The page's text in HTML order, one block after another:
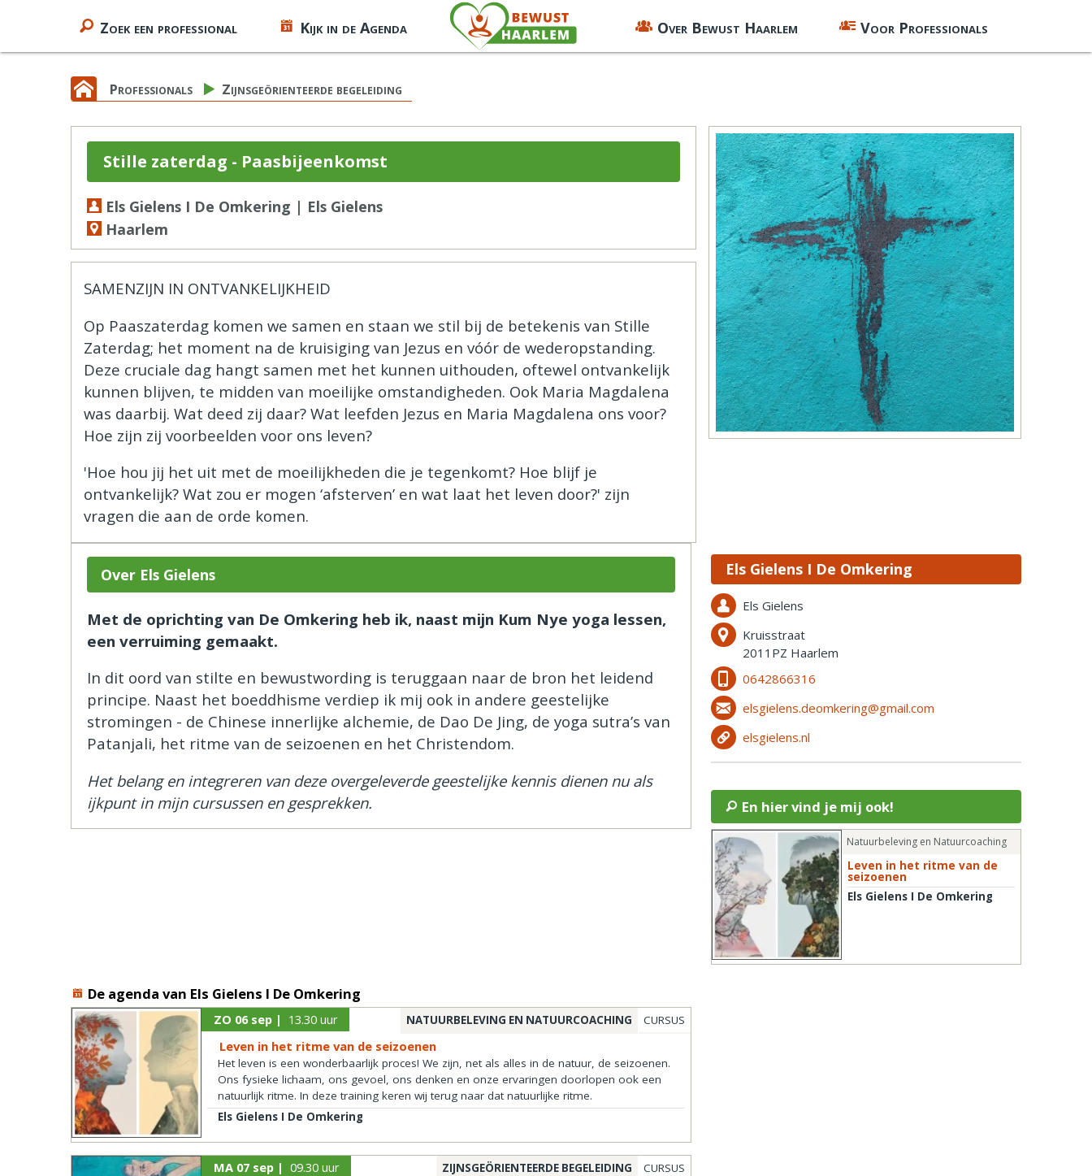
Zoek een professional Kijk in de Agenda Over Bewust Haarlem Voor Professionals
Professionals Zijnsgeörienteerde begeleiding
Stille zaterdag - Paasbijeenkomst
Els Gielens I De Omkering | Els Gielens
Haarlem
SAMENZIJN IN ONTVANKELIJKHEID
​Op Paaszaterdag komen we samen en staan we stil bij de betekenis van Stille
Zaterdag; het moment na de kruisiging van Jezus en vóór de wederopstanding.
Deze cruciale dag hangt samen met het kunnen uithouden, oftewel ontvankelijk
kunnen blijven, te midden van moeilijke omstandigheden. Ook Maria Magdalena
was daarbij. Wat deed zij daar? Wat leefden Jezus en Maria Magdalena ons voor?
Hoe zijn zij voorbeelden voor ons leven?
​'Hoe hou jij het uit met de moeilijkheden die je tegenkomt? Hoe blijf je
ontvankelijk? Wat zou er mogen ‘afsterven’ en wat laat het leven door?' zijn
vragen die aan de orde komen.
Over Els Gielens
Met de oprichting van De Omkering heb ik, naast mijn Kum Nye yoga lessen,
een verruiming gemaakt.
In dit oord van stilte en bewustwording is teruggaan naar de bron het leidend
principe. Naast het boeddhisme verdiep ik mij ook in andere geestelijke
stromingen - de Chinese innerlijke alchemie, de Dao De Jing, de yoga sutra’s van
Patanjali, het ritme van de seizoenen en het Christendom.
Het belang en integreren van deze overgeleverde geestelijke kennis dienen nu als
ijkpunt in mijn cursussen en gesprekken.
Els Gielens I De Omkering
Els Gielens
Kruisstraat
2011PZ Haarlem
0642866316
elsgielens.deomkering@gmail.com
elsgielens.nl
En hier vind je mij ook!
Natuurbeleving en Natuurcoaching
Leven in het ritme van de
seizoenen
Els Gielens I De Omkering
De agenda van Els Gielens I De Omkering
ZO 06 sep | 13.30 uur CURSUS
NATUURBELEVING EN NATUURCOACHING
Leven in het ritme van de seizoenen
Het leven is een wonderbaarlijk proces! We zijn, net als alles in de natuur, de seizoenen.
Ons fysieke lichaam, ons gevoel, ons denken en onze ervaringen doorlopen ook een
natuurlijk ritme. In deze training keren wij terug naar dat natuurlijke ritme.
Els Gielens I De Omkering
MA 07 sep | 09.30 uur CURSUS
ZIJNSGEÖRIENTEERDE BEGELEIDING